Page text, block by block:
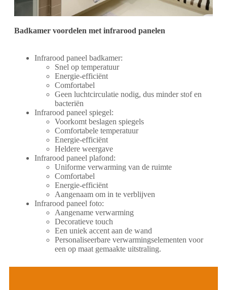
Badkamer voordelen met infrarood panelen
Infrarood paneel badkamer:
Snel op temperatuur
Energie-efficiënt
Comfortabel
Geen luchtcirculatie nodig, dus minder stof en
bacteriën
Infrarood paneel spiegel:
Voorkomt beslagen spiegels
Comfortabele temperatuur
Energie-efficiënt
Heldere weergave
Infrarood paneel plafond:
Uniforme verwarming van de ruimte
Comfortabel
Energie-efficiënt
Aangenaam om in te verblijven
Infrarood paneel foto:
Aangename verwarming
Decoratieve touch
Een uniek accent aan de wand
Personaliseerbare verwarmingselementen voor
een op maat gemaakte uitstraling.